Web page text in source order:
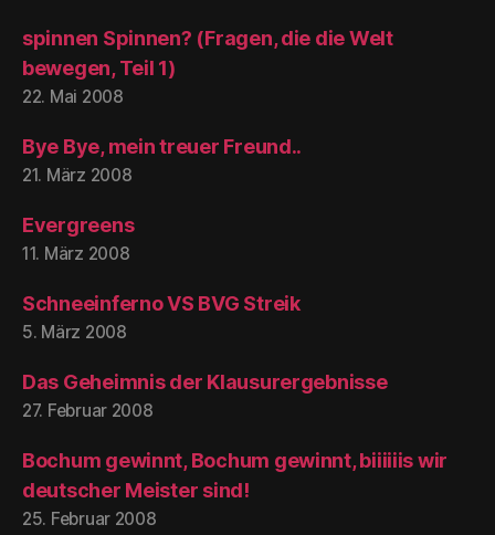
spinnen Spinnen? (Fragen, die die Welt
bewegen, Teil 1)
22. Mai 2008
Bye Bye, mein treuer Freund..
21. März 2008
Evergreens
11. März 2008
Schneeinferno VS BVG Streik
5. März 2008
Das Geheimnis der Klausurergebnisse
27. Februar 2008
Bochum gewinnt, Bochum gewinnt, biiiiiis wir
deutscher Meister sind!
25. Februar 2008